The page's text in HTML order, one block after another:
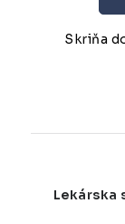
Skriňa
Lekárska